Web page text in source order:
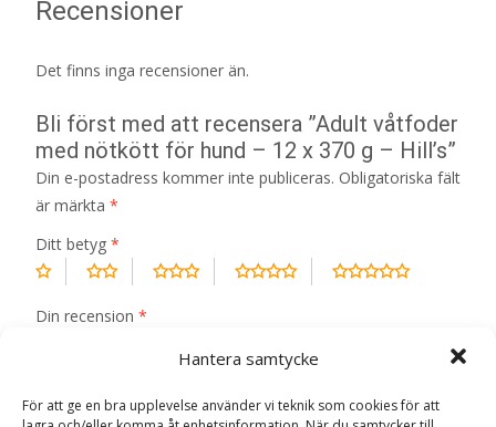
Hantera samtycke
För att ge en bra upplevelse använder vi teknik som cookies för att
Recensioner
Det finns inga recensioner än.
Bli först med att recensera ”Adult våtfoder
med nötkött för hund – 12 x 370 g – Hill’s”
Din e-postadress kommer inte publiceras. Obligatoriska fält
är märkta *
Ditt betyg *
Din recension *